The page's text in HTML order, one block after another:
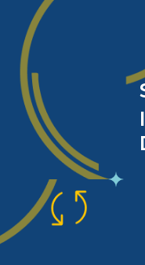
hinsichtlich
und
daraus eine
mit den
und
für alle
zu geben.
als